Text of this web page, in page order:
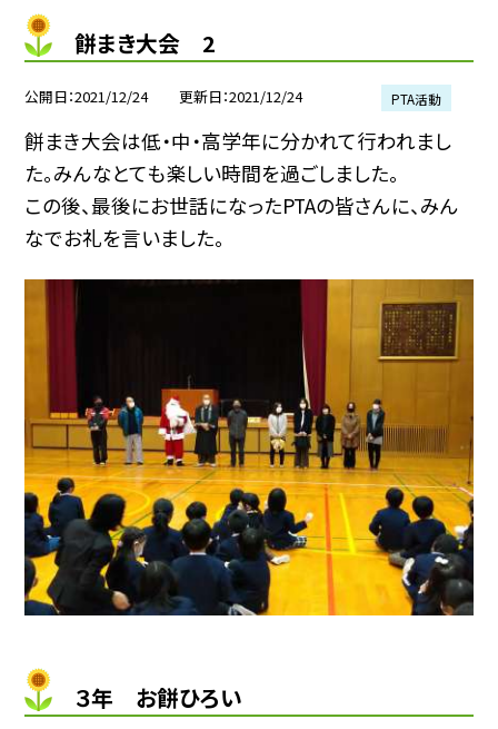
餅まき大会 2
公開日 2021/12/24 更新日 2021/12/24 PTA活動
餅まき大会は低・中・高学年に分かれて行われまし
た。みんなとても楽しい時間を過ごしました。
この後、最後にお世話になったPTAの皆さんに、みん
なでお礼を言いました。
３年 お餅ひろい